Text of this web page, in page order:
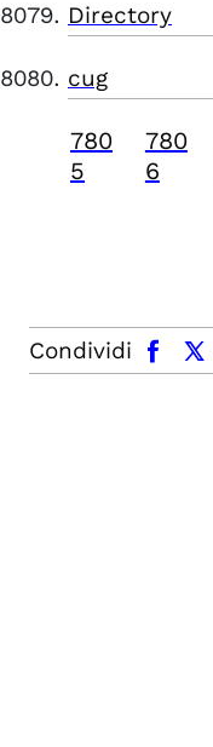
Directory
cug
780
5
780
6
Condividi
facebook x.com